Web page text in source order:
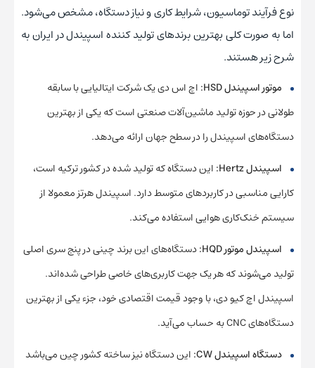
نوع فرآیند توماسیون، شرایط کاری و نیاز دستگاه، مشخص می‌شود.
اما به صورت کلی بهترین برندهای تولید کننده اسپیندل در ایران به
شرح زیر هستند.
موتور اسپیندل HSD:
اچ اس دی یک شرکت ایتالیایی با سابقه
طولانی در حوزه تولید ماشین‌آلات صنعتی است که یکی از بهترین
دستگاه‌های اسپیندل را در سطح جهان ارائه می‌دهد.
اسپیندل Hertz:
این دستگاه که تولید شده در کشور ترکیه است،
کارایی مناسبی در کاربردهای متوسط دارد. اسپیندل هرتز معمولا از
سیستم خنک‌کاری هوایی استفاده می‌کند.
اسپیندل موتور HQD:
دستگاه‌های این برند چینی در پنج سری اصلی
تولید می‌شوند که هر یک جهت کاربری‌های خاصی طراحی شده‌اند.
اسپیندل اچ کیو دی، با وجود قیمت اقتصادی خود، جزء یکی از بهترین
دستگاه‌های CNC به حساب می‌آید.
دستگاه اسپیندل CW:
این دستگاه نیز ساخته کشور چین می‌باشد